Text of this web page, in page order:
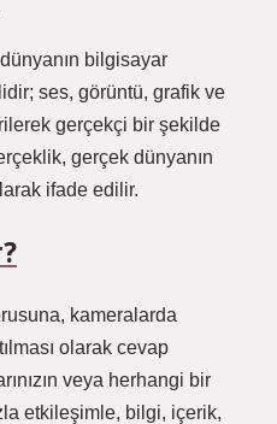
bilgisayar
ses, görüntü, grafik ve
gerçekçi bir şekilde
gerçek dünyanın
ifade edilir.
kameralarda
olarak cevap
veya herhangi bir
etkileşimle, bilgi, içerik,